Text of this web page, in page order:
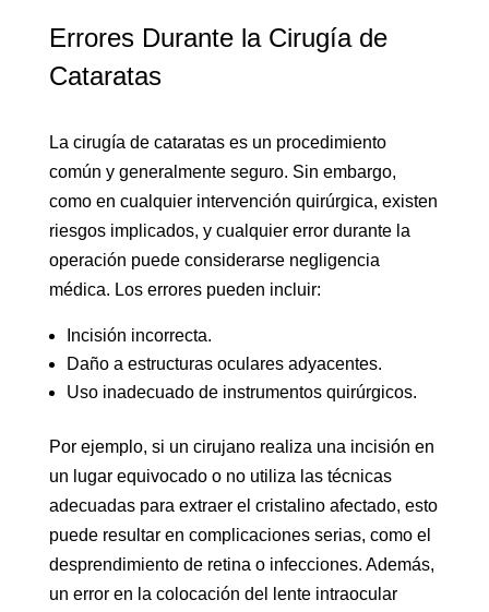
Errores Durante la Cirugía de
Cataratas
La cirugía de cataratas es un procedimiento
común y generalmente seguro. Sin embargo,
como en cualquier intervención quirúrgica, existen
riesgos implicados, y cualquier error durante la
operación puede considerarse negligencia
médica. Los errores pueden incluir:
Incisión incorrecta.
Daño a estructuras oculares adyacentes.
Uso inadecuado de instrumentos quirúrgicos.
Por ejemplo, si un cirujano realiza una incisión en
un lugar equivocado o no utiliza las técnicas
adecuadas para extraer el cristalino afectado, esto
puede resultar en complicaciones serias, como el
desprendimiento de retina o infecciones. Además,
un error en la colocación del lente intraocular